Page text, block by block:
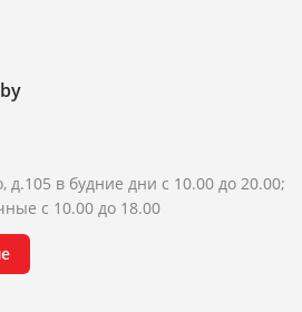
д.105 в будние дни с 10.00 до 20.00;
с 10.00 до 18.00